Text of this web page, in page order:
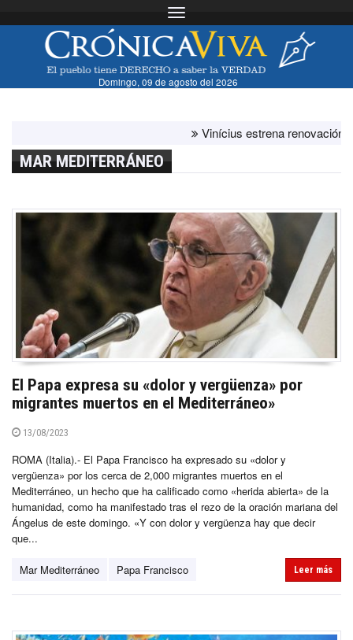
Toggle navigation
Domingo, 09 de agosto del 2026
Vinícius estrena renovación con
MAR MEDITERRÁNEO
El Papa expresa su «dolor y vergüenza» por
migrantes muertos en el Mediterráneo»
13/08/2023
ROMA (Italia).- El Papa Francisco ha expresado su «dolor y
vergüenza» por los cerca de 2,000 migrantes muertos en el
Mediterráneo, un hecho que ha calificado como «herida abierta» de la
humanidad, como ha manifestado tras el rezo de la oración mariana del
Ángelus de este domingo. «Y con dolor y vergüenza hay que decir
que...
Mar Mediterráneo Papa Francisco Leer más